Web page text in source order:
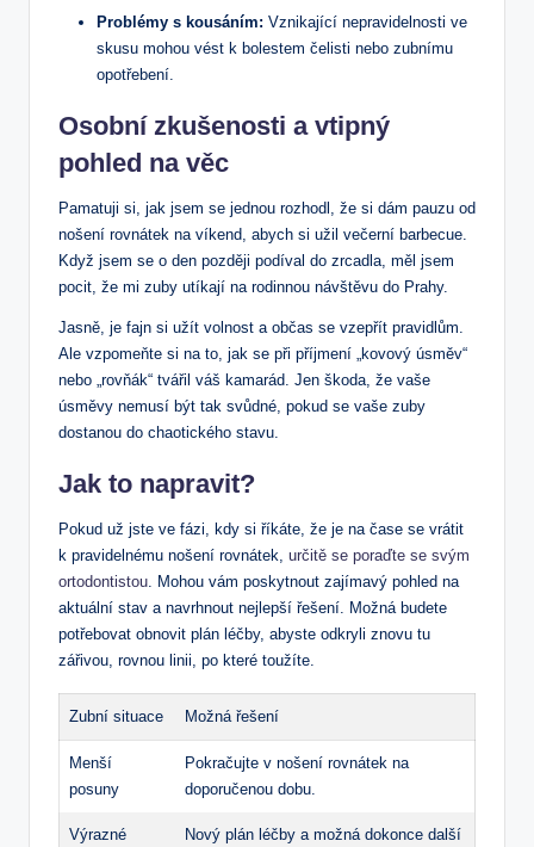
Problémy s kousáním: Vznikající nepravidelnosti ve
skusu mohou vést k bolestem čelisti nebo zubnímu
opotřebení.
Osobní zkušenosti a vtipný
pohled na věc
Pamatuji si, jak jsem se jednou rozhodl, že si dám pauzu od
nošení rovnátek na víkend, abych si užil večerní barbecue.
Když jsem se o den později podíval do zrcadla, měl jsem
pocit, že mi zuby utíkají na rodinnou návštěvu do Prahy.
Jasně, je fajn si užít volnost a občas se vzepřít pravidlům.
Ale vzpomeňte si na to, jak se při příjmení „kovový úsměv“
nebo „rovňák“ tvářil váš kamarád. Jen škoda, že vaše
úsměvy nemusí být tak svůdné, pokud se vaše zuby
dostanou do chaotického stavu.
Jak to napravit?
Pokud už jste ve fázi, kdy si říkáte, že je na čase se vrátit
k pravidelnému nošení rovnátek, určitě se poraďte se svým
ortodontistou . Mohou vám poskytnout zajímavý pohled na
aktuální stav a navrhnout nejlepší řešení. Možná budete
potřebovat obnovit plán léčby, abyste odkryli znovu tu
zářivou, rovnou linii, po které toužíte.
Zubní situace Možná řešení
Menší
posuny
Pokračujte v nošení rovnátek na
doporučenou dobu.
Výrazné Nový plán léčby a možná dokonce další